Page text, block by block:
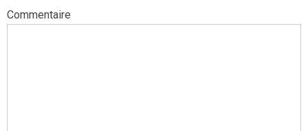
Commentaire